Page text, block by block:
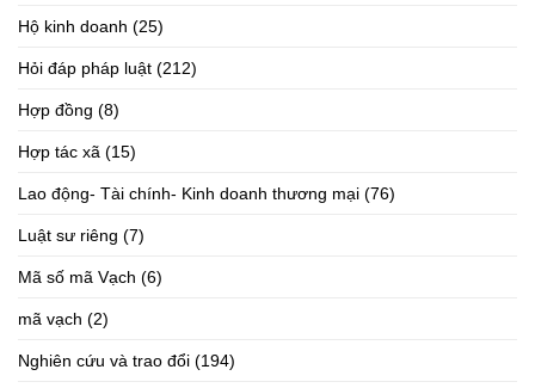
Hộ kinh doanh (25)
Hỏi đáp pháp luật (212)
Hợp đồng (8)
Hợp tác xã (15)
Lao động- Tài chính- Kinh doanh thương mại (76)
Luật sư riêng (7)
Mã số mã Vạch (6)
mã vạch (2)
Nghiên cứu và trao đổi (194)